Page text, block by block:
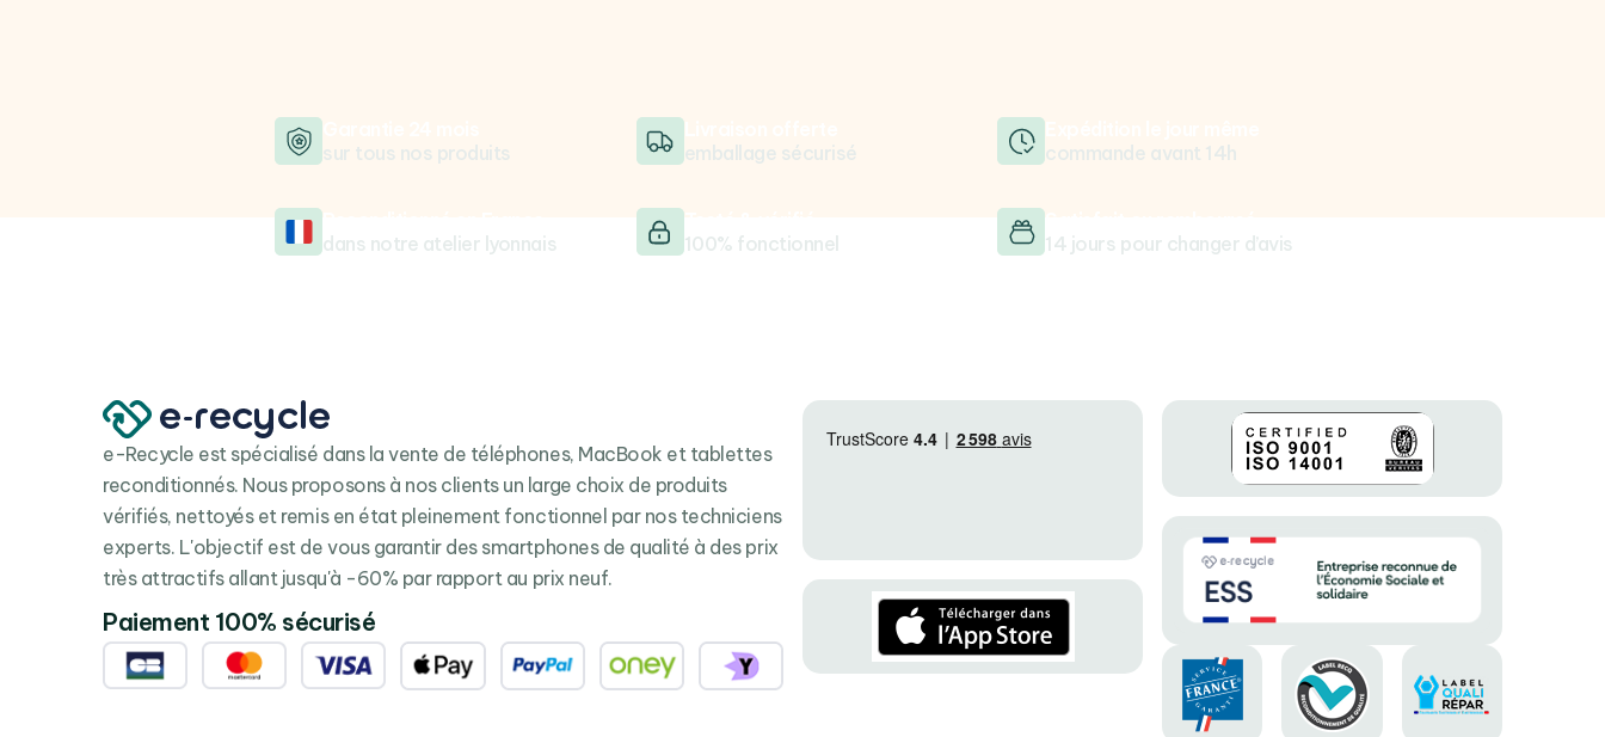
sur tous nos produits
emballage sécurisé
commande avant 14h
dans notre atelier lyonnais
100% fonctionnel
14 jours pour changer d’avis
e-Recycle est spécialisé dans la vente de téléphones, MacBook et tablettes
reconditionnés. Nous proposons à nos clients un large choix de produits
vérifiés, nettoyés et remis en état pleinement fonctionnel par nos techniciens
experts. L'objectif est de vous garantir des smartphones de qualité à des prix
très attractifs allant jusqu'à -60% par rapport au prix neuf.
Paiement 100% sécurisé